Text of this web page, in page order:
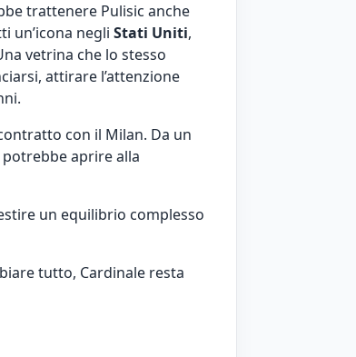
trattenere Pulisic anche
un’icona negli Stati Uniti,
vetrina che lo stesso
attirare l’attenzione
con il Milan. Da un
aprire alla
un equilibrio complesso
tutto, Cardinale resta